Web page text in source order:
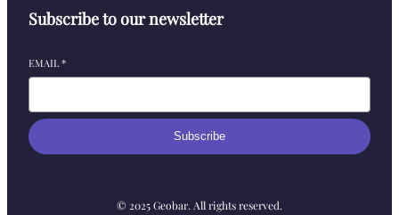
Subscribe to our newsletter
EMAIL *
Subscribe
© 2025 Geobar. All rights reserved.